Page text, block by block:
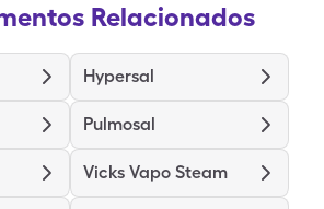
Relacionados
Hypersal
Pulmosal
Vicks Vapo Steam